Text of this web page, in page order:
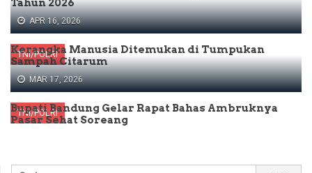
Tahun 2026
TNI/POLRI
APR 16, 2026
Kerangka Manusia Ditemukan di Tumpukan
Sampah Citarum
TNI/POLRI
MAR 17, 2026
Bupati Bandung Gelar Rapat Bahas Ambruknya
Pasar Sehat Soreang